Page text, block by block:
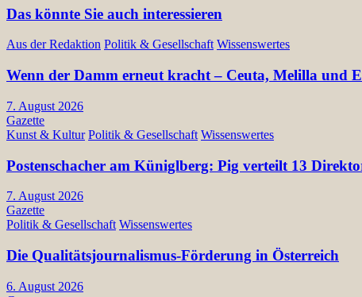
Das könnte Sie auch interessieren
Aus der Redaktion Politik & Gesellschaft Wissenswertes
Wenn der Damm erneut kracht – Ceuta, Melilla und
7. August 2026
Gazette
Kunst & Kultur Politik & Gesellschaft Wissenswertes
Postenschacher am Küniglberg: Pig verteilt 13
7. August 2026
Gazette
Politik & Gesellschaft Wissenswertes
Die Qualitätsjournalismus-Förderung in Österreich
6. August 2026